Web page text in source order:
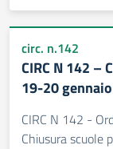
circ. n.142
CIRC N 142 –
19-20
CIRC N 142 -
Chiusura